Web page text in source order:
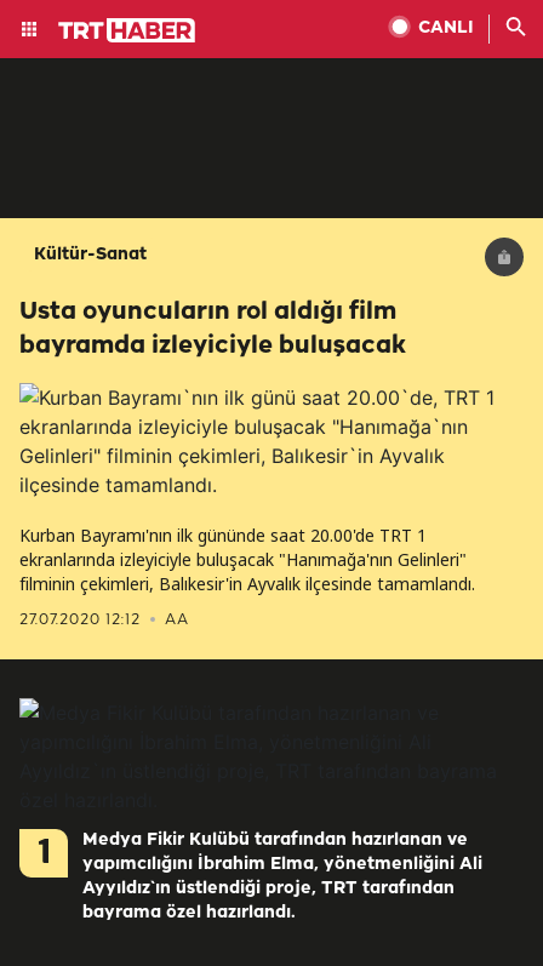
CANLI
Kültür-Sanat
Usta oyuncuların rol aldığı film
bayramda izleyiciyle buluşacak
27.07.2020 12:12 AA
Kurban Bayramı'nın ilk gününde saat 20.00'de TRT 1
ekranlarında izleyiciyle buluşacak "Hanımağa'nın Gelinleri"
filminin çekimleri, Balıkesir'in Ayvalık ilçesinde tamamlandı.
1
Medya Fikir Kulübü tarafından hazırlanan ve
yapımcılığını İbrahim Elma, yönetmenliğini Ali
Ayyıldız`ın üstlendiği proje, TRT tarafından
bayrama özel hazırlandı.